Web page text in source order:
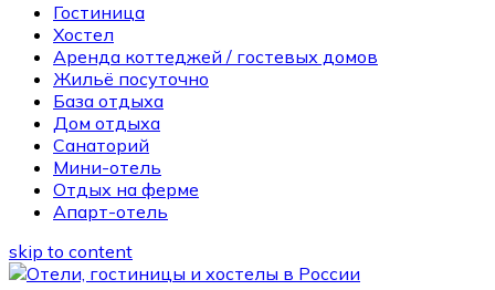
Гостиница
Хостел
Аренда коттеджей / гостевых домов
Жильё посуточно
База отдыха
Дом отдыха
Санаторий
Мини-отель
Отдых на ферме
Апарт-отель
skip to content